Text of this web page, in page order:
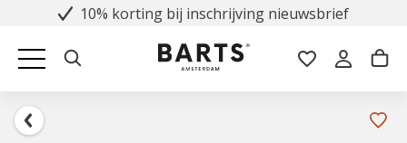
10% korting bij inschrijving nieuwsbrief